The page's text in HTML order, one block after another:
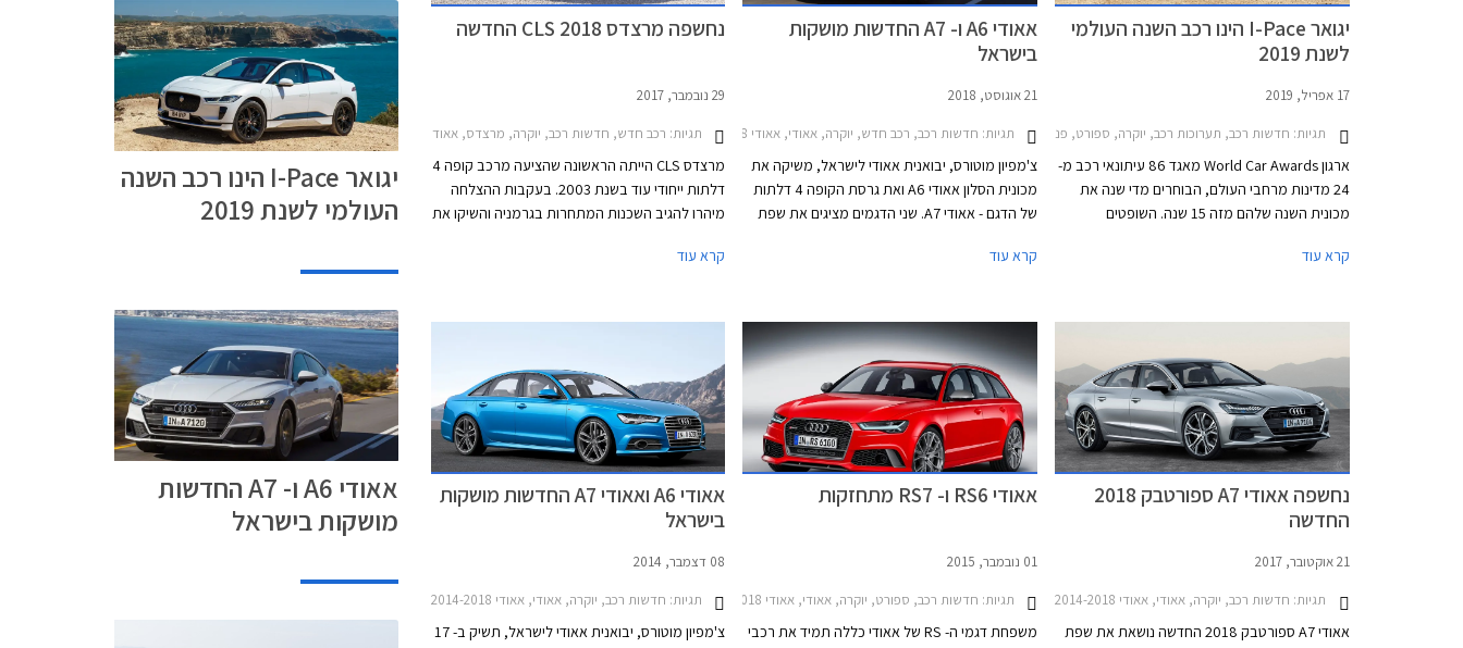
יגואר I-Pace הינו רכב השנה העולמי
לשנת 2019
17 אפריל, 2019
תגיות: חדשות רכב, תערוכות רכב, יוקרה, ספורט, פנאי שטח, אאודי, יגואר, סוזוקי, אאודי A7 2018-2026, יגואר I-PACE 2018-2023, רכב השנה העולמי 2019תערוכת ניו יורק 2019
ארגון World Car Awards מאגד 86 עיתונאי רכב מ-
24 מדינות מרחבי העולם, הבוחרים מדי שנה את
מכונית השנה שלהם מזה 15 שנה. השופטים
בקטגוריות המכוניות העירוניות, היוקרה, הביצועים,
קרא עוד
אאודי A6 ו- A7 החדשות מושקות
בישראל
21 אוגוסט, 2018
תגיות: חדשות רכב, רכב חדש, יוקרה, אאודי, אאודי A7 2014-2018, אאודי A6 2014-2018מחירון רכב
צ'מפיון מוטורס, יבואנית אאודי לישראל, משיקה את
מכונית הסלון אאודי A6 ואת גרסת הקופה 4 דלתות
של הדגם - אאודי A7. שני הדגמים מציגים את שפת
קרא עוד
נחשפה מרצדס CLS 2018 החדשה
29 נובמבר, 2017
תגיות: רכב חדש, חדשות רכב, יוקרה, מרצדס, אאודי A7 2014-2018מרצדס CLS 2014-2018
מרצדס CLS הייתה הראשונה שהציעה מרכב קופה 4
דלתות ייחודי עוד בשנת 2003. בעקבות ההצלחה
מיהרו להגיב השכנות המתחרות בגרמניה והשיקו את
טורי ארוך. החלק האחורי מציג קווים חלקים ונטולי
קימורים, עם גג הגולש בהמשכיות אל מכסה תא
המטען.
קרא עוד
נחשפה אאודי A7 ספורטבק 2018
החדשה
21 אוקטובר, 2017
תגיות: חדשות רכב, יוקרה, אאודי, אאודי A7 2014-2018אאודי A7 ספורטבק 2018
אאודי A7 ספורטבק 2018 החדשה נושאת את שפת
אאודי RS6 ו- RS7 מתחזקות
01 נובמבר, 2015
תגיות: חדשות רכב, ספורט, יוקרה, אאודי, אאודי RS7 2016-2018אאודי RS6 אוונט 2016-2018
משפחת דגמי ה- RS של אאודי כללה תמיד את רכבי
אאודי A6 ואאודי A7 החדשות מושקות
בישראל
08 דצמבר, 2014
תגיות: חדשות רכב, יוקרה, אאודי, אאודי A7 2014-2018אאודי A6 2014-2018
צ'מפיון מוטורס, יבואנית אאודי לישראל, תשיק ב- 17
יגואר I-Pace הינו רכב השנה
העולמי לשנת 2019
אאודי A6 ו- A7 החדשות
מושקות בישראל